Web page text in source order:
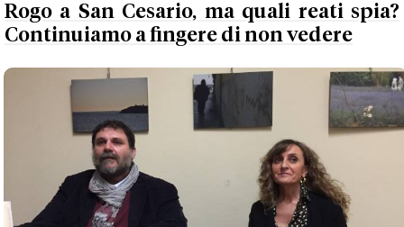
Rogo a San Cesario, ma quali reati spia?
Continuiamo a fingere di non vedere